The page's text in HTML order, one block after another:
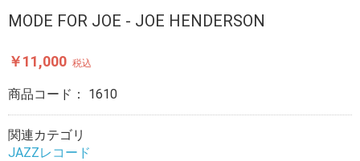
MODE FOR JOE - JOE HENDERSON
￥11,000 税込
商品コード： 1610
関連カテゴリ
JAZZレコード